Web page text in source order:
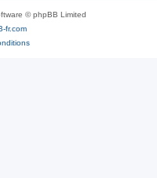
© phpBB Limited
fr.com